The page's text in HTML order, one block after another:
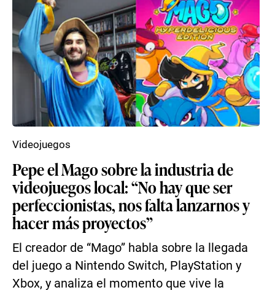
Pepe el Mago sobre la industria de
videojuegos local: “No hay que ser
perfeccionistas, nos falta lanzarnos y
hacer más proyectos”
El creador de “Mago” habla sobre la llegada
del juego a Nintendo Switch, PlayStation y
Xbox, y analiza el momento que vive la
Videojuegos